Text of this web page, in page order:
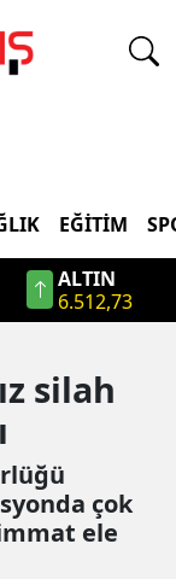
EĞITIM
ALTIN
6.512,73
silah
çok
ele